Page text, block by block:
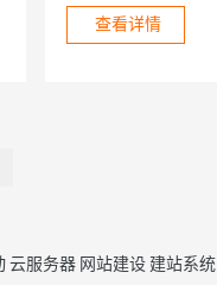
查看详情
云服务器 网站建设 建站系统